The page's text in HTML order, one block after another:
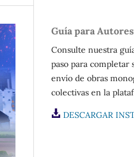
Guía para Autores
Consulte nuestra
paso para completar
envío de obras
colectivas en la
DESCARGAR